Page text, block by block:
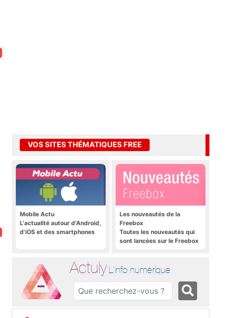
VOS SITES THÉMATIQUES FREE
Mobile Actu
L'actualité autour d'Android,
d'iOS et des smartphones
Les nouveautés de la
Freebox
Toutes les nouveautés qui
sont lancées sur le Freebox
Actuly L'info numérique